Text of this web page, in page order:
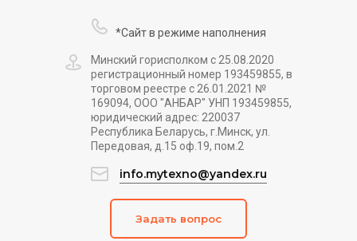
*Сайт в режиме наполнения
Минский горисполком с 25.08.2020
регистрационный номер 193459855, в
торговом реестре с 26.01.2021 №
169094, ООО "АНБАР" УНП 193459855,
юридический адрес: 220037
Республика Беларусь, г.Минск, ул.
Передовая, д.15 оф.19, пом.2
info.mytexno@yandex.ru
Задать вопрос